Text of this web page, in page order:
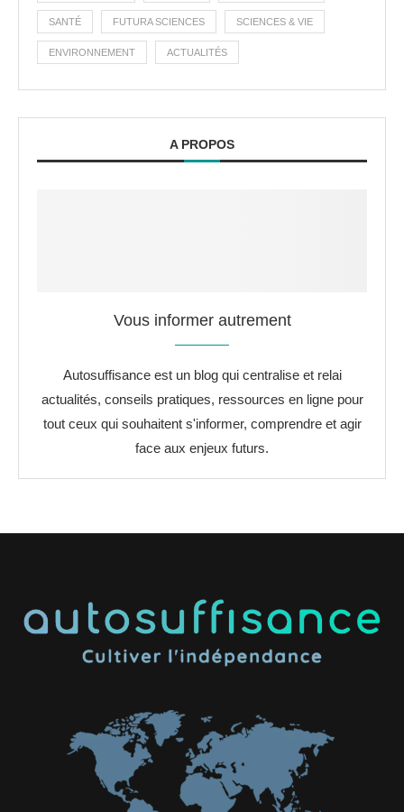
SANTÉ FUTURA SCIENCES SCIENCES & VIE
ENVIRONNEMENT ACTUALITÉS
A PROPOS
Vous informer autrement
Autosuffisance est un blog qui centralise et relai
actualités, conseils pratiques, ressources en ligne pour
tout ceux qui souhaitent s'informer, comprendre et agir
face aux enjeux futurs.